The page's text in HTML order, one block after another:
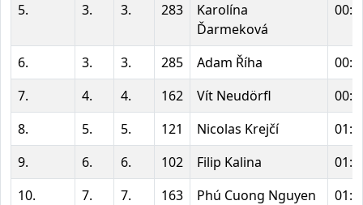
5.
3. 3. 283
Karolína
Ďarmeková
6. 3. 3. 285 Adam Říha
7.
4. 4. 162 Vít Neudörfl
8.
5. 5. 121 Nicolas Krejčí
9.
6. 6. 102 Filip Kalina
10.
7. 7. 163 Phú Cuong Nguyen